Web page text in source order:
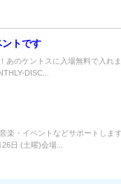
トです
あのケントスに入場無料で入れ
DISC...
楽・イベントなどサポートしま
日 (土曜)会場...